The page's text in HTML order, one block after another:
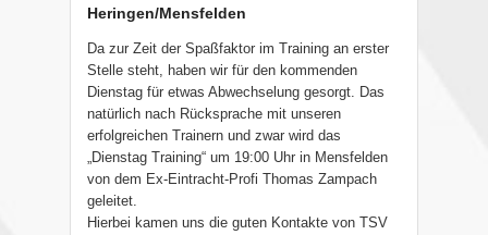
Heringen/Mensfelden
Da zur Zeit der Spaßfaktor im Training an erster
Stelle steht, haben wir für den kommenden
Dienstag für etwas Abwechselung gesorgt. Das
natürlich nach Rücksprache mit unseren
erfolgreichen Trainern und zwar wird das
„Dienstag Training“ um 19:00 Uhr in Mensfelden
von dem Ex-Eintracht-Profi Thomas Zampach
geleitet.
Hierbei kamen uns die guten Kontakte von TSV